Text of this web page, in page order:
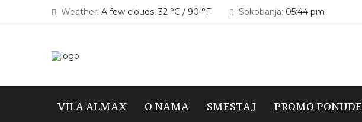
Weather: A few clouds, 32 °C / 90 °F Sokobanja: 05:44 pm
VILA ALMAX O NAMA SMESTAJ PROMO PONUDE